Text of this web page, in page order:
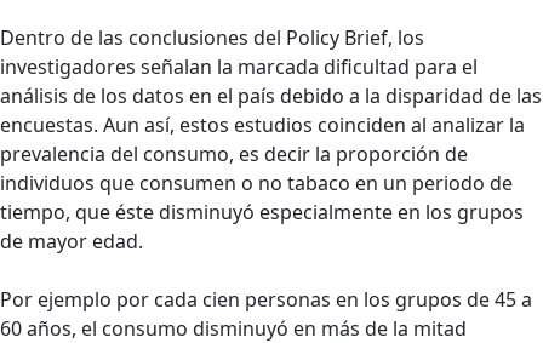
Dentro de las conclusiones del Policy Brief, los
investigadores señalan la marcada dificultad para el
análisis de los datos en el país debido a la disparidad de las
encuestas. Aun así, estos estudios coinciden al analizar la
prevalencia del consumo, es decir la proporción de
individuos que consumen o no tabaco en un periodo de
tiempo, que éste disminuyó especialmente en los grupos
de mayor edad.
Por ejemplo por cada cien personas en los grupos de 45 a
60 años, el consumo disminuyó en más de la mitad